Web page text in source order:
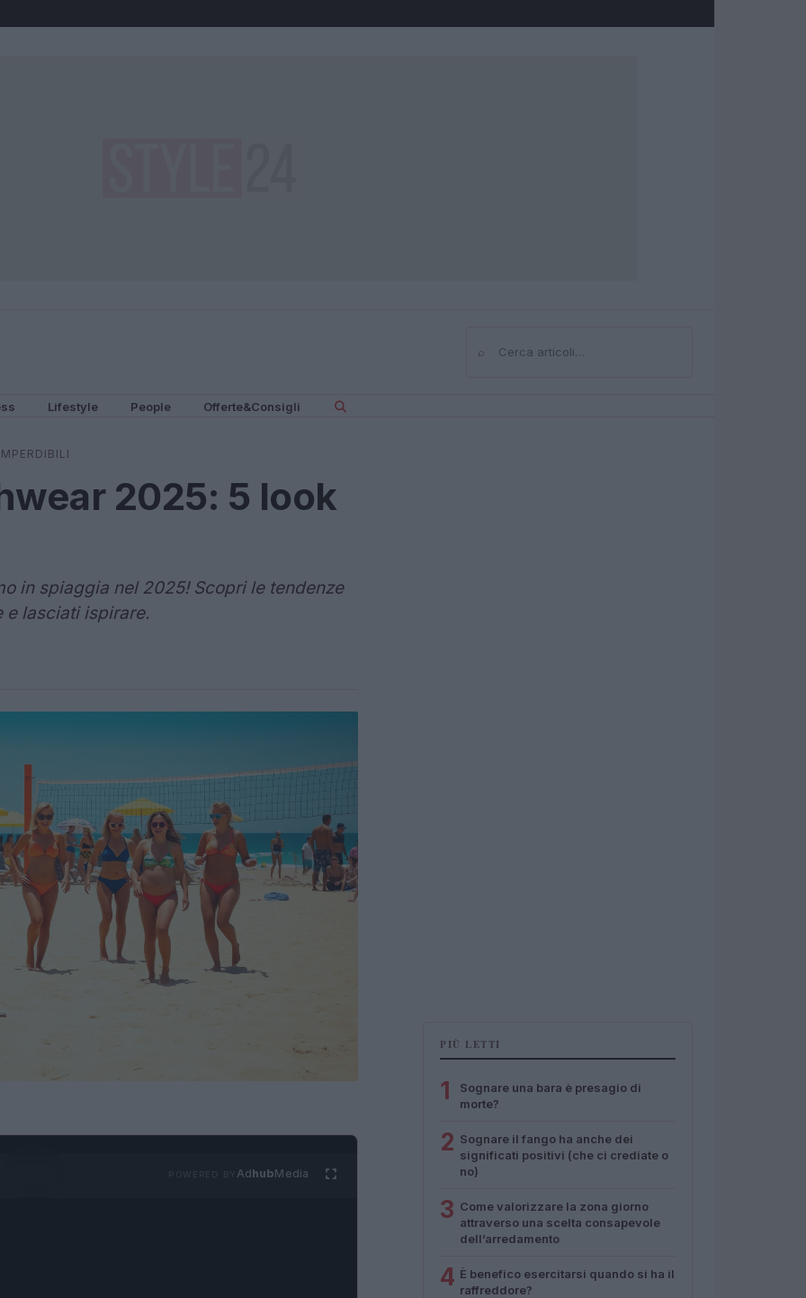
⌕Cerca
Lifestyle People Offerte&Consigli
2025: 5 look
in spiaggia nel 2025! Scopri le tendenze
e lasciati ispirare.
AdhubMedia
PIÙ LETTI
1
Sognare una bara è presagio di
morte?
2 Sognare il fango ha anche dei
significati positivi (che ci crediate o
no)
3 Come valorizzare la zona giorno
attraverso una scelta consapevole
dell’arredamento
4 È benefico esercitarsi quando si ha il
raffreddore?